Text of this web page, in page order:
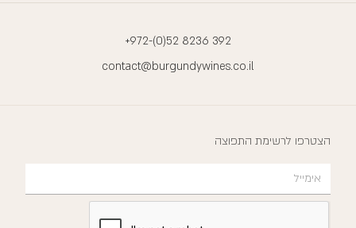
+972-(0)52 8236 392
contact@burgundywines.co.il
הצטרפו לרשימת התפוצה